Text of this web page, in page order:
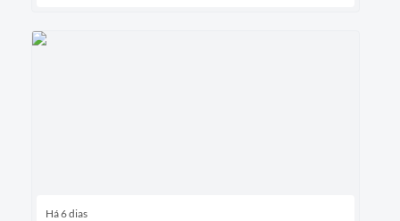
Há 6 dias